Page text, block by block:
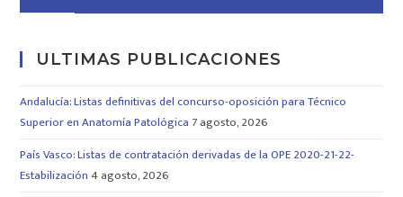
ULTIMAS PUBLICACIONES
Andalucía: Listas definitivas del concurso-oposición para Técnico
Superior en Anatomía Patológica 7 agosto, 2026
País Vasco: Listas de contratación derivadas de la OPE 2020-21-22-
Estabilización 4 agosto, 2026